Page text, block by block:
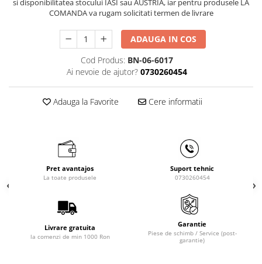
Masini de gaurit cu coloana si cap
de actionare
Masini de gaurit cu coloana si
curea de distributie
Masini de gaurit cu masa
Masini de gaurit cu stand si
coloana
Masini de gaurit radiale
Masini de gaurit cu freza
Masini de frezat universale
Centre de prelucrare verticale CNC
Masini de frezat cu batiu
Masini de frezat multifunctionale
Masini de frezat universale SERVO
Masini de frezat verticale
si disponibilitatea stocului IASI sau AUSTRIA, iar pentru produsele LA
COMANDA va rugam solicitati termen de livrare
ADAUGA IN COS
Cod Produs: BN-06-6017
Ai nevoie de ajutor? 0730260454
Adauga la Favorite Cere informatii
Pret avantajos
La toate produsele
Suport tehnic
0730260454
Livrare gratuita
la comenzi de min 1000 Ron
Garantie
Piese de schimb / Service (post-
garantie)